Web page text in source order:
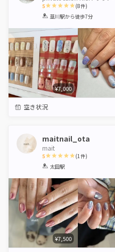
5
1 2 3 4 5
(8件)
韮川駅から徒歩7分
¥7,000
空き状況
maitnail_ota
mait
5
1 2 3 4
(1件)
太田駅
¥7,500